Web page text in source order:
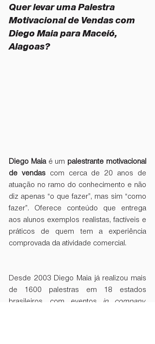
Quer levar uma Palestra
Motivacional de Vendas com
Diego Maia para Maceió,
Alagoas?
Diego Maia é um palestrante motivacional
de vendas com cerca de 20 anos de
atuação no ramo do conhecimento e não
diz apenas “o que fazer”, mas sim “como
fazer”. Oferece conteúdo que entrega
aos alunos exemplos realistas, factíveis e
práticos de quem tem a experiência
comprovada da atividade comercial.
Desde 2003 Diego Maia já realizou mais
de 1600 palestras em 18 estados
brasileiros, com eventos
in company,